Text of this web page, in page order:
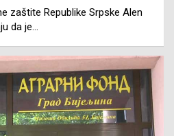
zaštite Republike Srpske Alen
da je…